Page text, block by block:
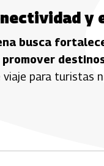
y
busca
promover
viaje para turistas